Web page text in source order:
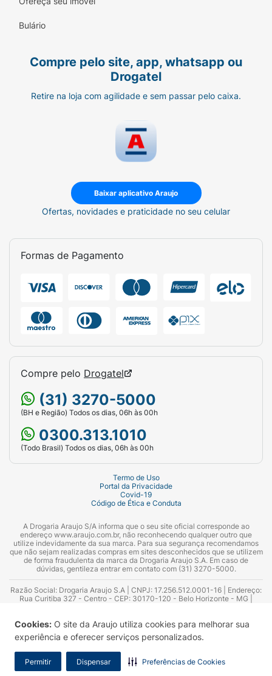
Cookies: O site da Araujo utiliza cookies para melhorar sua
experiência e oferecer serviços personalizados.
Permitir Dispensar Preferências de Cookies
Bulário
Compre pelo site, app, whatsapp ou
Drogatel
Retire na loja com agilidade e sem passar pelo caixa.
Baixar aplicativo Araujo
Ofertas, novidades e praticidade no seu celular
Formas de Pagamento
Compre pelo Drogatel
(31) 3270-5000
(BH e Região) Todos os dias, 06h às 00h
0300.313.1010
(Todo Brasil) Todos os dias, 06h às 00h
Termo de Uso
Portal da Privacidade
Covid-19
Código de Ética e Conduta
A Drogaria Araujo S/A informa que o seu site oficial corresponde ao
endereço www.araujo.com.br, não reconhecendo qualquer outro que
utilize indevidamente da sua marca. Para sua segurança recomendamos
que não sejam realizadas compras em sites desconhecidos que se utilizem
de forma fraudulenta da marca da Drogaria Araujo S.A. Em caso de
dúvidas, gentileza entrar em contato com (31) 3270-5000.
Razão Social: Drogaria Araujo S.A | CNPJ: 17.256.512.0001-16 | Endereço:
Rua Curitiba 327 - Centro - CEP: 30170-120 - Belo Horizonte - MG |
Azevedo Guimarães – CRF 10.965 | Yasmin Silva Alvarenga – CRF 52.584 -
Consultor substituto: Thiago Aguiar Pinheiro - CRF Nº 13.748. Alvará
Sanitário: 2025020713 | Autorização de Funcionamento da Empresa (AFE):